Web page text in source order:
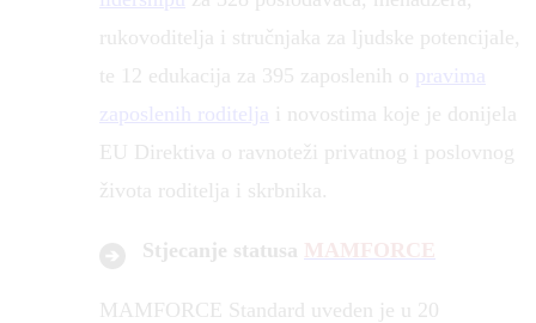
rukovoditelja i stručnjaka za ljudske potencijale,
te 12 edukacija za 395 zaposlenih o pravima
zaposlenih roditelja
i novostima koje je donijela
EU Direktiva o ravnoteži privatnog i poslovnog
života roditelja i skrbnika.
Stjecanje statusa
MAMFORCE Standard uveden je u 20